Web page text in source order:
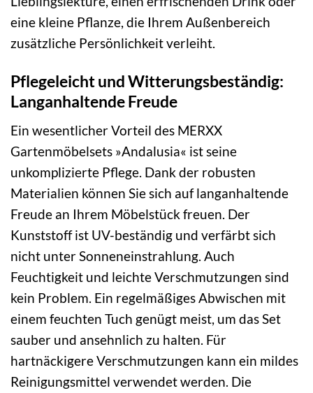
eine kleine Pflanze, die Ihrem Außenbereich
zusätzliche Persönlichkeit verleiht.
Pflegeleicht und Witterungsbeständig:
Langanhaltende Freude
Ein wesentlicher Vorteil des MERXX
Gartenmöbelsets »Andalusia« ist seine
unkomplizierte Pflege. Dank der robusten
Materialien können Sie sich auf langanhaltende
Freude an Ihrem Möbelstück freuen. Der
Kunststoff ist UV-beständig und verfärbt sich
nicht unter Sonneneinstrahlung. Auch
Feuchtigkeit und leichte Verschmutzungen sind
kein Problem. Ein regelmäßiges Abwischen mit
einem feuchten Tuch genügt meist, um das Set
sauber und ansehnlich zu halten. Für
hartnäckigere Verschmutzungen kann ein mildes
Reinigungsmittel verwendet werden. Die